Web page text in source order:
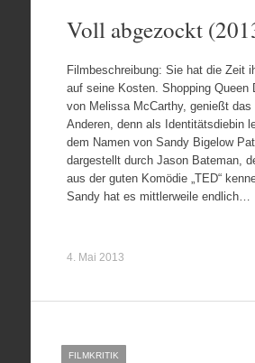
Voll abgezockt
Filmbeschreibung: Sie hat die Zeit
auf seine Kosten. Shopping Queen
von Melissa McCarthy, genießt das
Anderen, denn als Identitätsdiebin
dem Namen von Sandy Bigelow
dargestellt durch Jason Bateman,
aus der guten Komödie „TED“
Sandy hat es mittlerweile endlich…
4. Mai 2013
FILMKRITIK